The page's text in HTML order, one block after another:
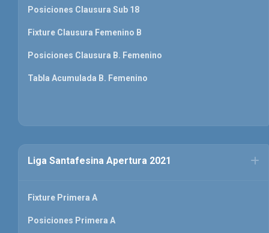
Posiciones Clausura Sub 18
Fixture Clausura Femenino B
Posiciones Clausura B. Femenino
Tabla Acumulada B. Femenino
Liga Santafesina Apertura 2021
Fixture Primera A
Posiciones Primera A